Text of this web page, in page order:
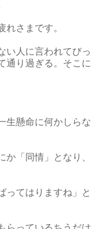
さまです。
い人に言われてびっ
通り過ぎる。そこに
生懸命に何かしらな
「同情」となり、
ってはりますね」と